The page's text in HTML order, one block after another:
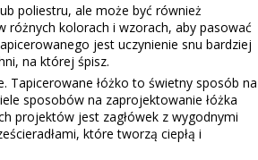
poliestru, ale może być również
różnych kolorach i wzorach, aby pasować
jest uczynienie snu bardziej
na której śpisz.
Tapicerowane łóżko to świetny sposób na
sposobów na zaprojektowanie łóżka
projektów jest zagłówek z wygodnymi
które tworzą ciepłą i